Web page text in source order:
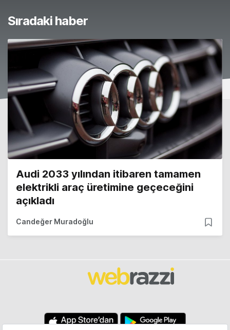
Sıradaki haber
Audi 2033 yılından itibaren tamamen
elektrikli araç üretimine geçeceğini
açıkladı
Candeğer Muradoğlu